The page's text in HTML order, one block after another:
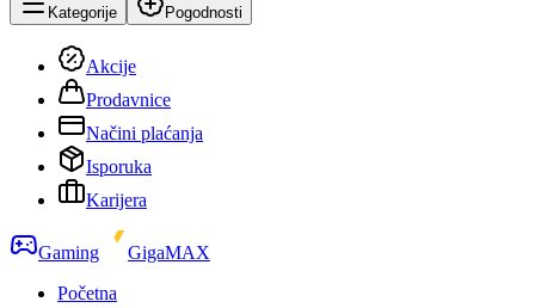
Kategorije Pogodnosti
Akcije
Prodavnice
Načini plaćanja
Isporuka
Karijera
Gaming
GigaMAX
Početna